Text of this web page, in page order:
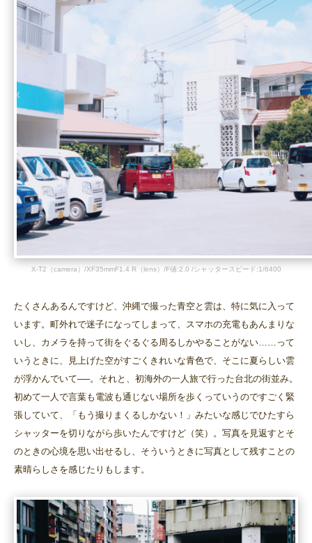
X-T2（camera）/XF35mmF1.4 R（lens）/F値:2.0 /シャッタースピード:1/6400
たくさんあるんですけど、沖縄で撮った青空と雲は、特に気に入って
います。町外れで迷子になってしまって、スマホの充電もあんまりな
いし、カメラを持って街をぐるぐる周るしかやることがない……って
いうときに、見上げた空がすごくきれいな青色で、そこに夏らしい雲
が浮かんでいて──。それと、初海外の一人旅で行った台北の街並み。
初めて一人で言葉も電波も通じない場所を歩くっていうのですごく緊
張していて、「もう撮りまくるしかない！」みたいな感じでひたすら
シャッターを切りながら歩いたんですけど（笑）。写真を見返すとそ
のときの心境を思い出せるし、そういうときに写真として残すことの
素晴らしさを感じたりもします。